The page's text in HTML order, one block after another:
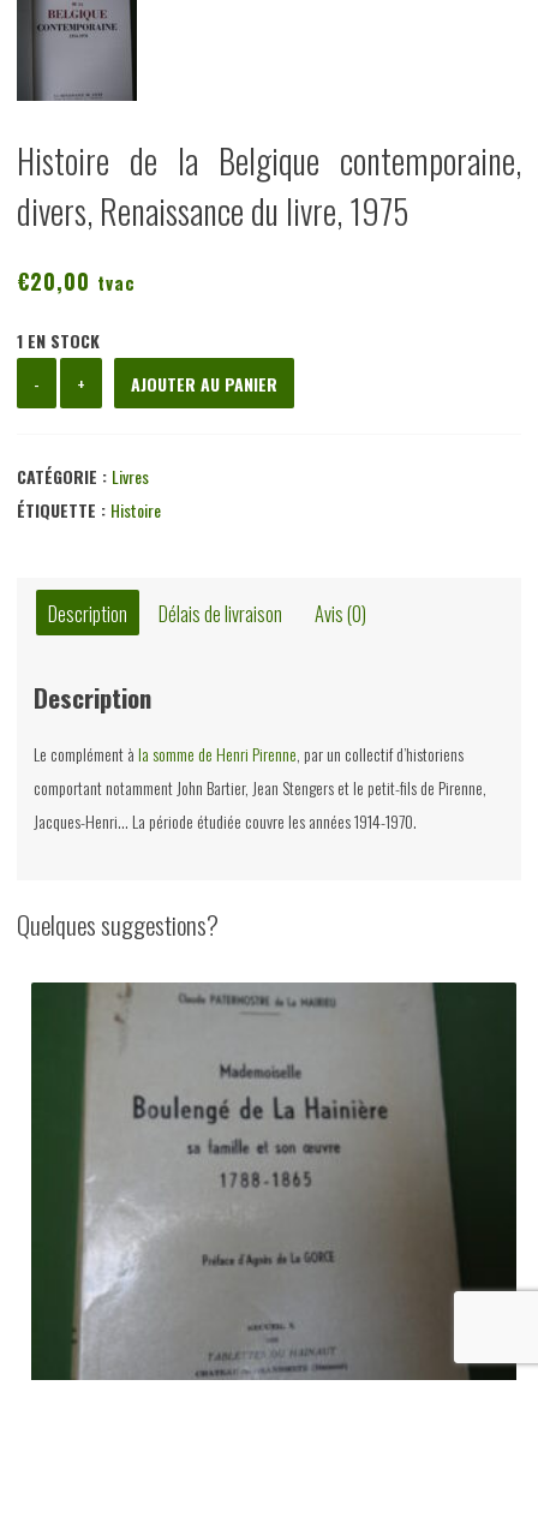
Histoire de la Belgique contemporaine,
divers, Renaissance du livre, 1975
€20,00 tvac
1 EN STOCK
-
de
de
la
divers,
Renaissance
livre,
1975
+ AJOUTER AU PANIER
CATÉGORIE : Livres
ÉTIQUETTE : Histoire
Description Délais de livraison Avis (0)
Description
Le complément àla somme de Henri Pirenne, par un collectif d’historiens
comportant notamment John Bartier, Jean Stengers et le petit-fils de Pirenne,
Jacques-Henri… La période étudiée couvre les années 1914-1970.
Quelques suggestions?